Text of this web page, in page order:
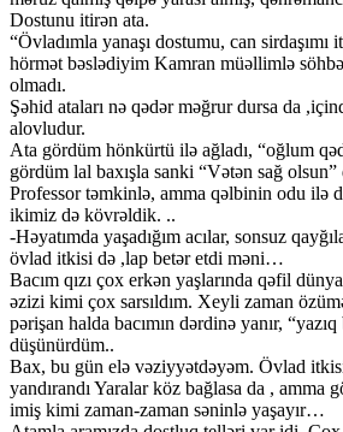
Dostunu itirən ata.
“Övladımla yanaşı dostumu, can sirdaşımı
hörmət bəslədiyim Kamran müəllimlə
olmadı.
Şəhid ataları nə qədər məğrur dursa da
alovludur.
Ata gördüm hönkürtü ilə ağladı, “oğlum
gördüm lal baxışla sanki “Vətən sağ olsun”
Professor təmkinlə, amma qəlbinin odu ilə
ikimiz də kövrəldik. ..
-Həyatımda yaşadığım acılar, sonsuz
övlad itkisi də ,lap betər etdi məni…
Bacım qızı çox erkən yaşlarında qəfil
əzizi kimi çox sarsıldım. Xeyli zaman
pərişan halda bacımın dərdinə yanır,
düşünürdüm..
Bax, bu gün elə vəziyyətdəyəm. Övlad
yandırandı Yaralar köz bağlasa da , amma
imiş kimi zaman-zaman səninlə yaşayır…